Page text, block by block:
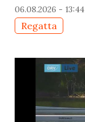
06.08.2026 - 13:44
Regatta